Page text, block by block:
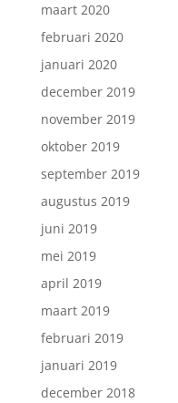
maart 2020
februari 2020
januari 2020
december 2019
november 2019
oktober 2019
september 2019
augustus 2019
juni 2019
mei 2019
april 2019
maart 2019
februari 2019
januari 2019
december 2018